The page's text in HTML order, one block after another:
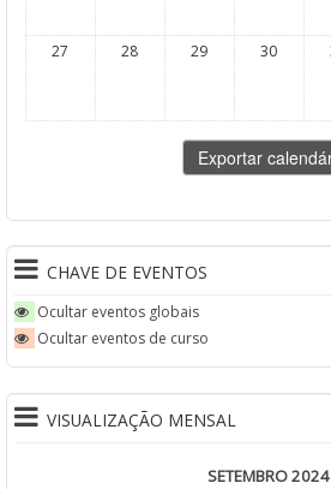
27 28 29 30
CHAVE DE EVENTOS
Ocultar eventos globais
Ocultar eventos de curso
VISUALIZAÇÃO MENSAL
SETEMBRO 2024